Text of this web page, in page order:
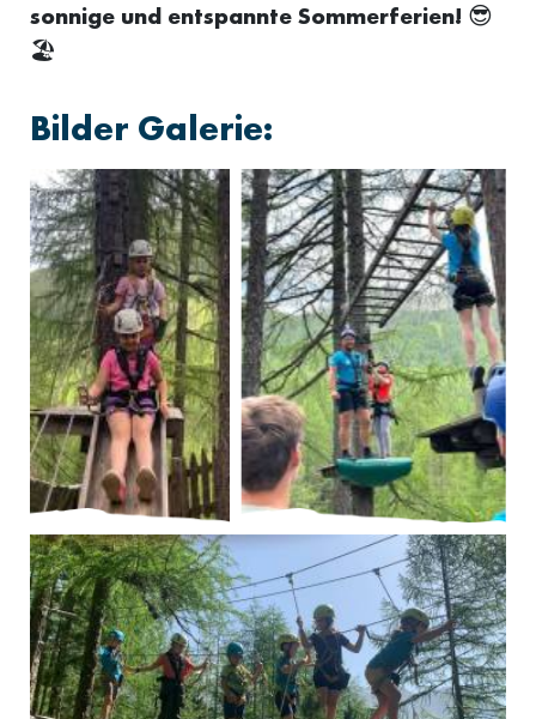
sonnige und entspannte Sommerferien! 😎
🏖
Bilder Galerie: